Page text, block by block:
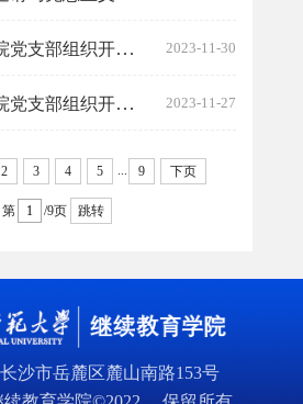
继续教育学院党支部组织开展“赓续红色血脉 传承奋斗精神”主题党日... 2023-11-30
继续教育学院党支部组织开展2023年下学期第三次政治理论学习 2023-11-27
2 3 4 5 9 下页
第 /9页 跳转
沙市岳麓区麓山南路153号